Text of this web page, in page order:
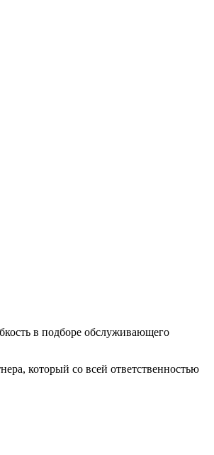
в подборе обслуживающего
который со всей ответственностью